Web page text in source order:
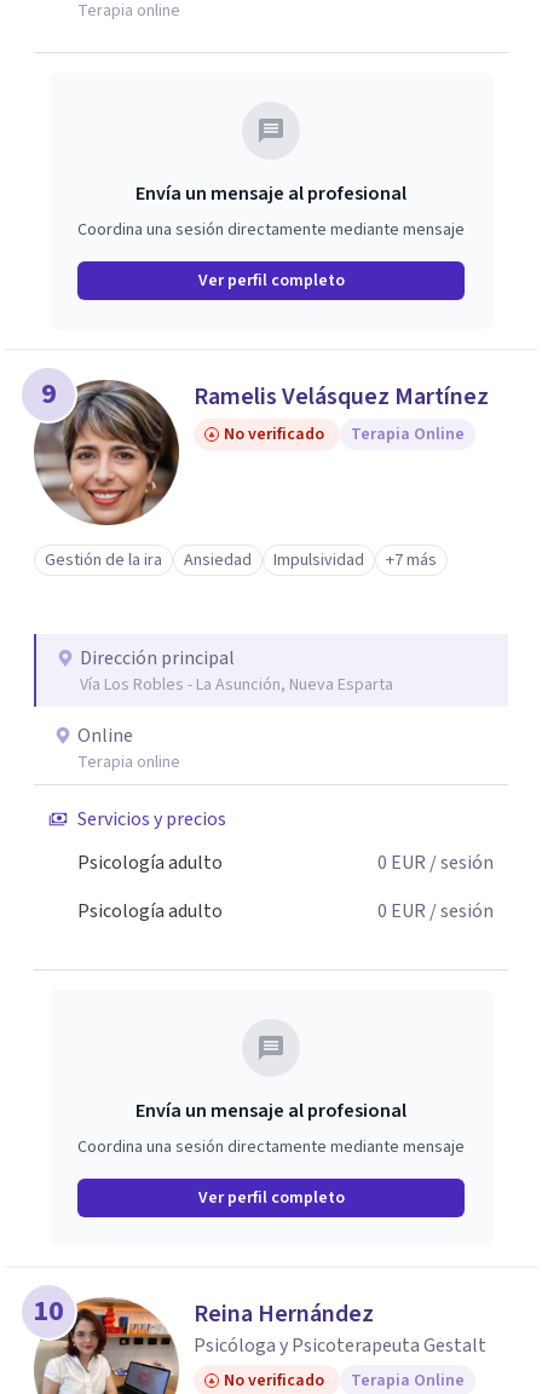
Terapia online
Envía un mensaje al profesional
Coordina una sesión directamente mediante mensaje
Ver perfil completo
9 Ramelis Velásquez Martínez
No verificado Terapia Online
Gestión de la ira Ansiedad Impulsividad +7 más
Dirección principal
Vía Los Robles - La Asunción, Nueva Esparta
Online
Terapia online
Servicios y precios
Psicología adulto
0 EUR / sesión
Psicología adulto
0 EUR / sesión
Envía un mensaje al profesional
Coordina una sesión directamente mediante mensaje
Ver perfil completo
10 Reina Hernández
Psicóloga y Psicoterapeuta Gestalt
No verificado Terapia Online